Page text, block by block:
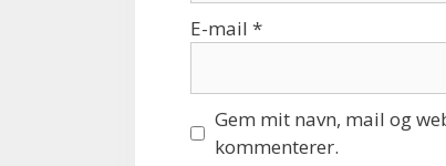
E-mail *
Gem mit navn, mail og
kommenterer.